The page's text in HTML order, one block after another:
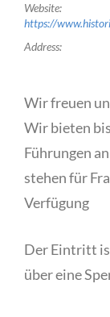
Website:
https://
Address:
Wir freuen
Wir bieten
Führungen
stehen für
Verfügung
Der Eintritt
über eine